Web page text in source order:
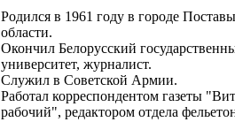
Pодился в 1961 году в городе
области.
Окончил Белорусский
университет, журналист.
Служил в Советской Армии.
Работал корреспондентом газеты
рабочий", редактором отдела